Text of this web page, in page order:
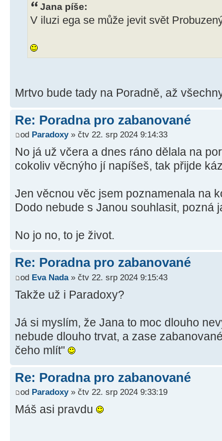
Jana píše:
V iluzi ega se může jevit svět
Mrtvo bude tady na Poradně, až
Re: Poradna pro zabanované
od Paradoxy» čtv 22. srp 2024 9:14:33
No já už včera a dnes ráno dělala na
cokoliv věcnýho jí napíšeš, tak přijde
Jen věcnou věc jsem poznamenala na
Dodo nebude s Janou souhlasit, pozná
No jo no, to je život.
Re: Poradna pro zabanované
od Eva Nada» čtv 22. srp 2024 9:15:43
Takže už i Paradoxy?
Já si myslím, že Jana to moc dlouho
nebude dlouho trvat, a zase
čeho mlít"
Re: Poradna pro zabanované
od Paradoxy» čtv 22. srp 2024 9:33:19
Máš asi pravdu